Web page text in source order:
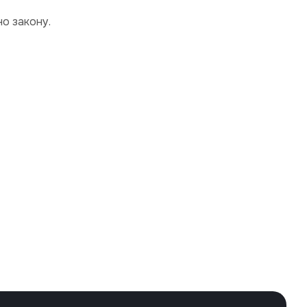
закону.